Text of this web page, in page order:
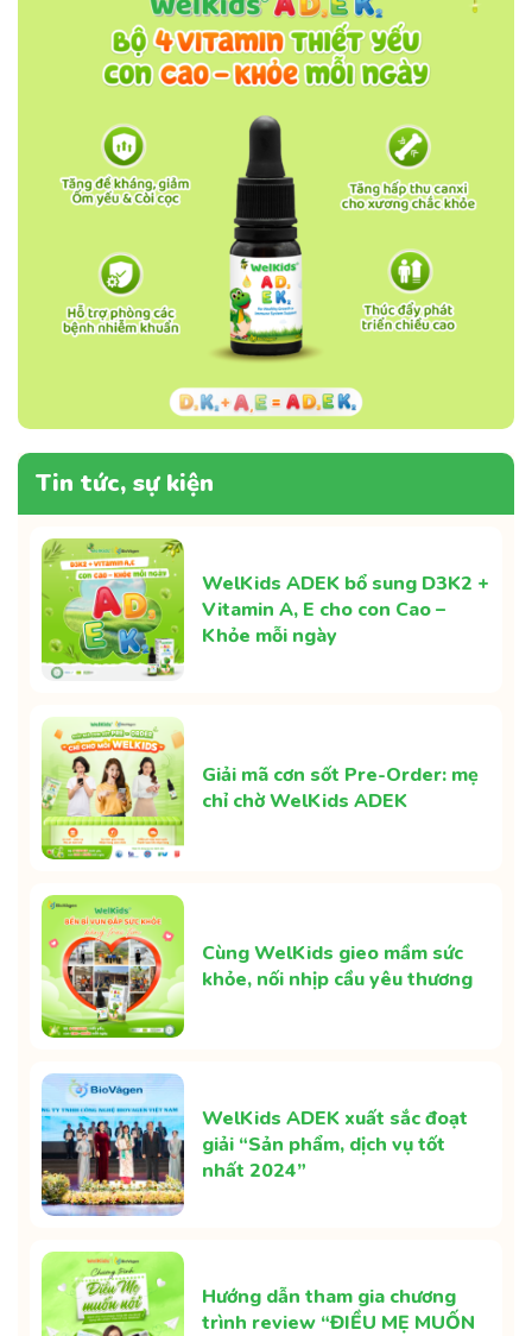
Tin tức, sự kiện
WelKids ADEK bổ sung D3K2 +
Vitamin A, E cho con Cao –
Khỏe mỗi ngày
Giải mã cơn sốt Pre-Order: mẹ
chỉ chờ WelKids ADEK
Cùng WelKids gieo mầm sức
khỏe, nối nhịp cầu yêu thương
WelKids ADEK xuất sắc đoạt
giải “Sản phẩm, dịch vụ tốt
nhất 2024”
Hướng dẫn tham gia chương
trình review “ĐIỀU MẸ MUỐN